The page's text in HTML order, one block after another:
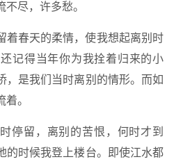
尽，许多愁。
着春天的柔情，使我想起离别时
记得当年你为我拴着归来的小
，是我们当时离别的情形。而如
。
停留，离别的苦恨，何时才到
的时候我登上楼台。即使江水都